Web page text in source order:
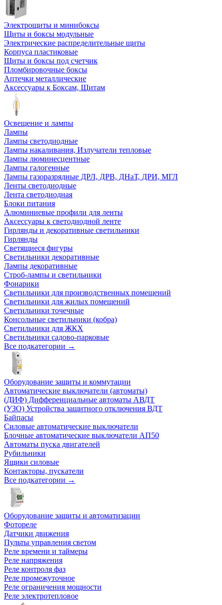
Электрощиты и минибоксы
Щиты и боксы модульные
Электрические распределительные щиты
Корпуса пластиковые
Щиты и боксы под счетчик
Пломбировочные боксы
Аптечки металлические
Аксессуары к Боксам, Щитам
Освещение и лампы
Лампы
Лампы светодиодные
Лампы накаливания, Излучатели тепловые
Лампы люминесцентные
Лампы галогенные
Лампы газоразрядные ДРЛ, ДРВ, ДНаТ, ДРИ, МГЛ
Ленты светодиодные
Лента светодиодная
Блоки питания
Алюминиевые профили для ленты
Аксессуары к светодиодной ленте
Гирлянды и декоративные светильники
Гирлянды
Светящиеся фигуры
Светильники декоративные
Лампы декоративные
Строб-лампы и светильники
Фонарики
Светильники для производственных помещений
Светильники для жилых помещений
Светильники точечные
Консольные светильники (кобра)
Светильники для ЖКХ
Светильники садово-парковые
Все подкатегории →
Оборудование защиты и коммутации
Автоматические выключатели (автоматы)
(ДИФ) Дифференциальные автоматы АВДТ
(УЗО) Устройства защитного отключения ВДТ
Байпасы
Силовые автоматические выключатели
Блочные автоматические выключатели АП50
Автоматы пуска двигателей
Рубильники
Ящики силовые
Контакторы, пускатели
Все подкатегории →
Оборудование защиты и автоматизации
Фотореле
Датчики движения
Пульты управления светом
Реле времени и таймеры
Реле напряжения
Реле контроля фаз
Реле промежуточное
Реле ограничения мощности
Реле электротепловое